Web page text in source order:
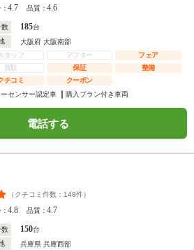
：4.7 品質：4.6
数 185台
大阪府 大阪南部
タッフ
アフター
フェア
買取
保証
整備
チコミ
クーポン
ーセンサー認定車 購入プラン付き車両
電話する
（クチコミ件数： 148件）
：4.8 品質：4.7
数 150台
兵庫県 兵庫西部